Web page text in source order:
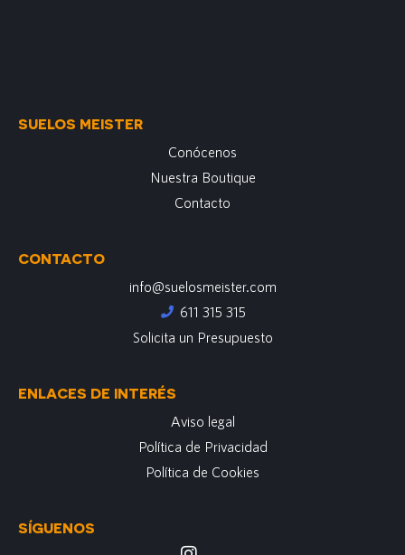
SUELOS MEISTER
Conócenos
Nuestra Boutique
Contacto
CONTACTO
info@suelosmeister.com
611 315 315
Solicita un Presupuesto
ENLACES DE INTERÉS
Aviso legal
Política de Privacidad
Política de Cookies
SÍGUENOS